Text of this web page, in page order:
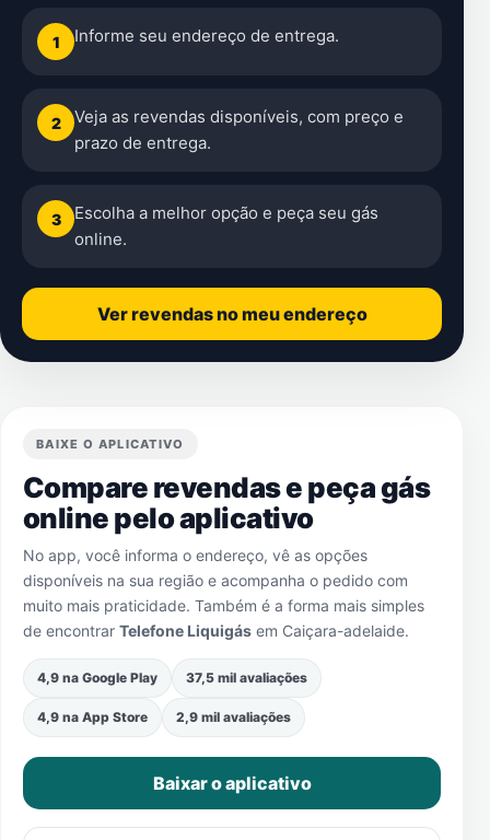
1 Informe seu endereço de entrega.
2
Veja as revendas disponíveis, com preço e
prazo de entrega.
3
Escolha a melhor opção e peça seu gás
online.
Ver revendas no meu endereço
BAIXE O APLICATIVO
Compare revendas e peça gás
online pelo aplicativo
No app, você informa o endereço, vê as opções
disponíveis na sua região e acompanha o pedido com
muito mais praticidade. Também é a forma mais simples
de encontrar Telefone Liquigás em Caiçara-adelaide.
4,9 na Google Play 37,5 mil avaliações
4,9 na App Store 2,9 mil avaliações
Baixar o aplicativo